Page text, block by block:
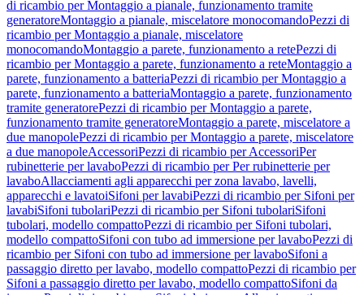
di ricambio per Montaggio a pianale, funzionamento tramite
generatoreMontaggio a pianale, miscelatore monocomandoPezzi di
ricambio per Montaggio a pianale, miscelatore
monocomandoMontaggio a parete, funzionamento a retePezzi di
ricambio per Montaggio a parete, funzionamento a reteMontaggio a
parete, funzionamento a batteriaPezzi di ricambio per Montaggio a
parete, funzionamento a batteriaMontaggio a parete, funzionamento
tramite generatorePezzi di ricambio per Montaggio a parete,
funzionamento tramite generatoreMontaggio a parete, miscelatore a
due manopolePezzi di ricambio per Montaggio a parete, miscelatore
a due manopoleAccessoriPezzi di ricambio per AccessoriPer
rubinetterie per lavaboPezzi di ricambio per Per rubinetterie per
lavaboAllacciamenti agli apparecchi per zona lavabo, lavelli,
apparecchi e lavatoiSifoni per lavabiPezzi di ricambio per Sifoni per
lavabiSifoni tubolariPezzi di ricambio per Sifoni tubolariSifoni
tubolari, modello compattoPezzi di ricambio per Sifoni tubolari,
modello compattoSifoni con tubo ad immersione per lavaboPezzi di
ricambio per Sifoni con tubo ad immersione per lavaboSifoni a
passaggio diretto per lavabo, modello compattoPezzi di ricambio per
Sifoni a passaggio diretto per lavabo, modello compattoSifoni da